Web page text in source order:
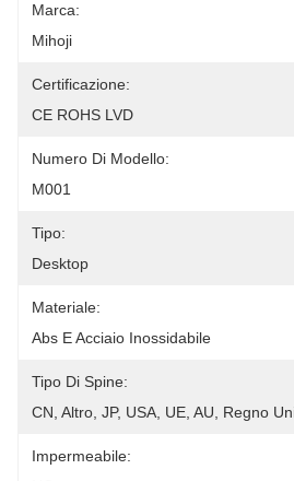
Marca:
Mihoji
Certificazione:
CE ROHS LVD
Numero Di Modello:
M001
Tipo:
Desktop
Materiale:
Abs E Acciaio Inossidabile
Tipo Di Spine:
CN, Altro, JP, USA, UE, AU, Regno
Impermeabile: